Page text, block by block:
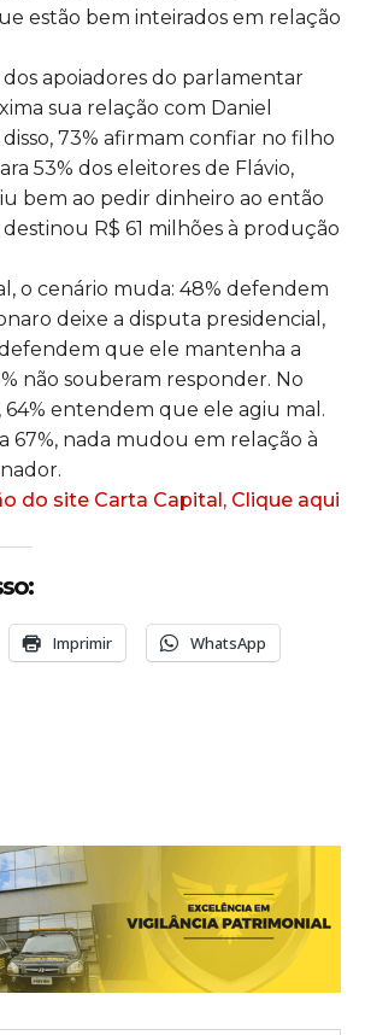
estão bem inteirados em relação
dos apoiadores do parlamentar
sua relação com Daniel
73% afirmam confiar no filho
53% dos eleitores de Flávio,
bem ao pedir dinheiro ao então
R$ 61 milhões à produção
o cenário muda: 48% defendem
deixe a disputa presidencial,
que ele mantenha a
não souberam responder. No
64% entendem que ele agiu mal.
67%, nada mudou em relação à
do site Carta Capital, Clique aqui
Imprimir WhatsApp